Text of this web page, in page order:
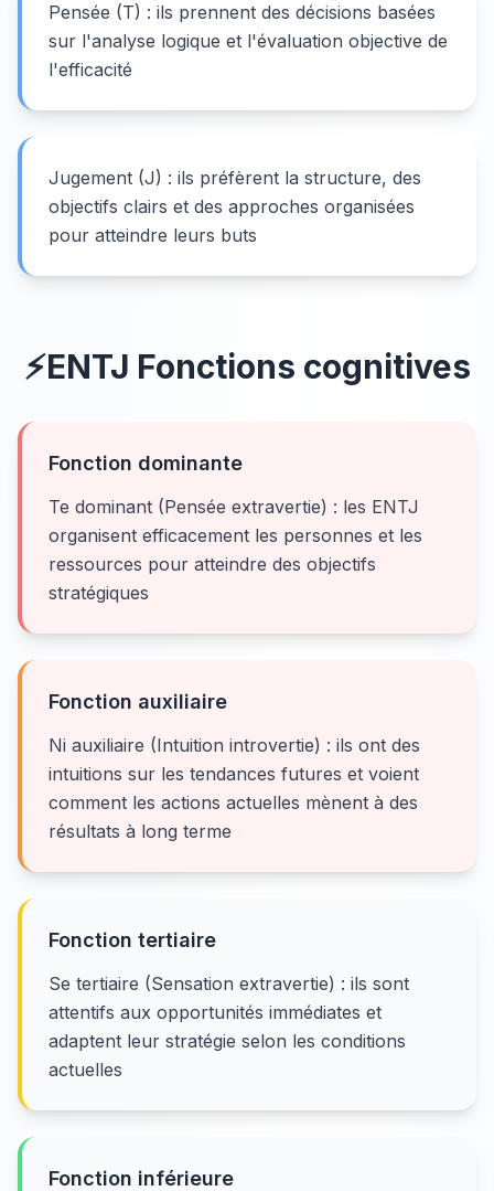
Pensée (T) : ils prennent des décisions basées
sur l'analyse logique et l'évaluation objective de
l'efficacité
Jugement (J) : ils préfèrent la structure, des
objectifs clairs et des approches organisées
pour atteindre leurs buts
⚡ENTJ Fonctions cognitives
Fonction dominante
Te dominant (Pensée extravertie) : les ENTJ
organisent efficacement les personnes et les
ressources pour atteindre des objectifs
stratégiques
Fonction auxiliaire
Ni auxiliaire (Intuition introvertie) : ils ont des
intuitions sur les tendances futures et voient
comment les actions actuelles mènent à des
résultats à long terme
Fonction tertiaire
Se tertiaire (Sensation extravertie) : ils sont
attentifs aux opportunités immédiates et
adaptent leur stratégie selon les conditions
actuelles
Fonction inférieure